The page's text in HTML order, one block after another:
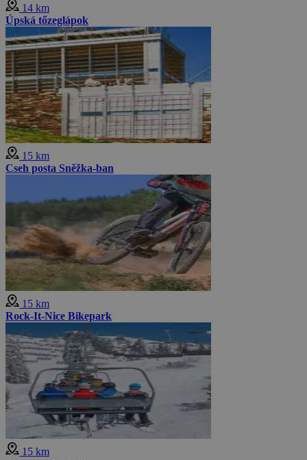
14 km
Úpská tőzeglápok
15 km
Cseh posta Sněžka-ban
15 km
Rock-It-Nice Bikepark
15 km